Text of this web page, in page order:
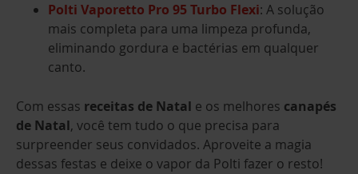
Polti Vaporetto Pro 95 Turbo Flexi: A solução
mais completa para uma limpeza profunda,
eliminando gordura e bactérias em qualquer
canto.
Com essas receitas de Natal e os melhores canapés
de Natal, você tem tudo o que precisa para
surpreender seus convidados. Aproveite a magia
dessas festas e deixe o vapor da Polti fazer o resto!